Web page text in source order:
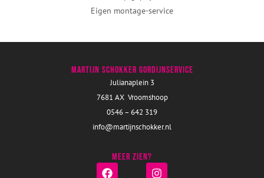
Eigen montage-service
Martijn Schokker Gordijnservice
Julianaplein 3
7681 AX Vroomshoop
0546 – 642 319
info@martijnschokker.nl
Meer zien?